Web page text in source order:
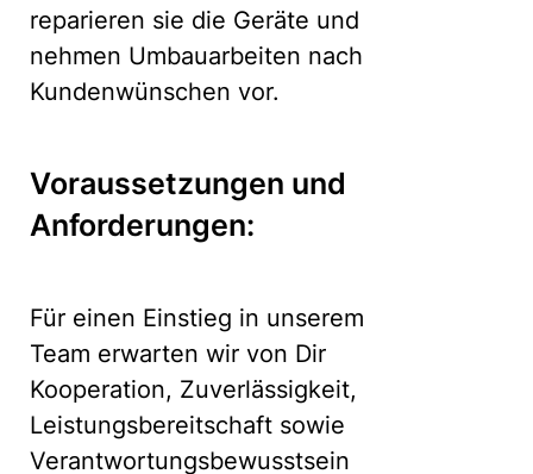
reparieren sie die Geräte und
nehmen Umbauarbeiten nach
Kundenwünschen vor.
Voraussetzungen und
Anforderungen:
Für einen Einstieg in unserem
Team erwarten wir von Dir
Kooperation, Zuverlässigkeit,
Leistungsbereitschaft sowie
Verantwortungsbewusstsein